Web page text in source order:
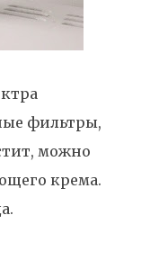
фильтры,
можно
крема.